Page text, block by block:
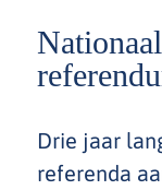
Drie jaar
referenda